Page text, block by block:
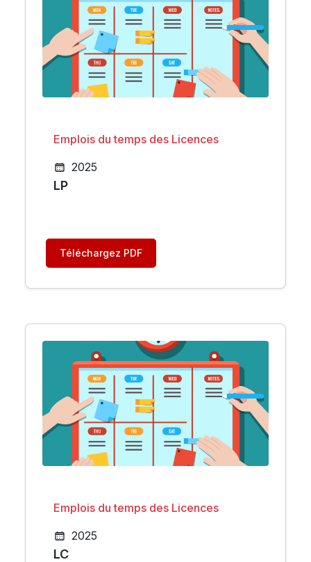
Emplois du temps des Licences
2025
LP
Téléchargez PDF
Emplois du temps des Licences
2025
LC